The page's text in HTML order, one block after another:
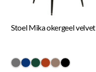
Stoel Mika okergeel velvet
#707070
#073475
#154734
#ac3c17
#967b6a
#000000